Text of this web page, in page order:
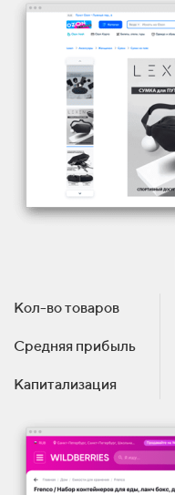
Кол-во товаров
Средняя прибыль
Капитализация